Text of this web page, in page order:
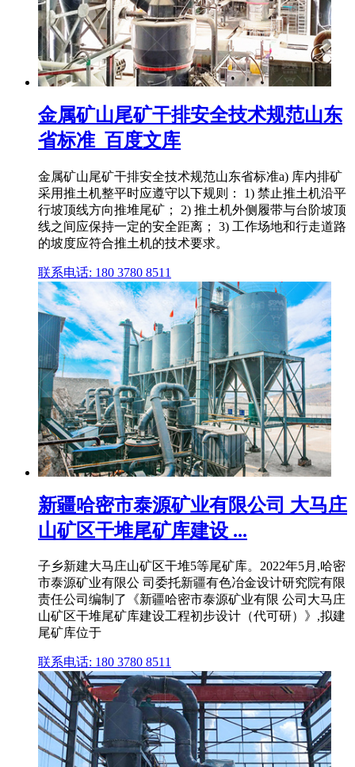
金属矿山尾矿干排安全技术规范山东
省标准_百度文库
金属矿山尾矿干排安全技术规范山东省标准a) 库内排矿
采用推土机整平时应遵守以下规则： 1) 禁止推土机沿平
行坡顶线方向推堆尾矿； 2) 推土机外侧履带与台阶坡顶
线之间应保持一定的安全距离； 3) 工作场地和行走道路
的坡度应符合推土机的技术要求。
联系电话: 180 3780 8511
新疆哈密市泰源矿业有限公司 大马庄
山矿区干堆尾矿库建设 ...
子乡新建大马庄山矿区干堆5等尾矿库。2022年5月,哈密
市泰源矿业有限公 司委托新疆有色冶金设计研究院有限
责任公司编制了《新疆哈密市泰源矿业有限 公司大马庄
山矿区干堆尾矿库建设工程初步设计（代可研）》,拟建
尾矿库位于
联系电话: 180 3780 8511